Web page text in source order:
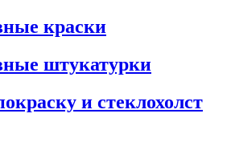
краски
штукатурки
и стеклохолст